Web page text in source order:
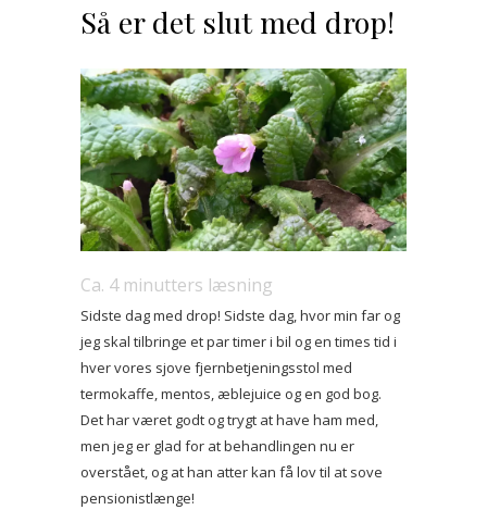
Så er det slut med drop!
Ca. 4minutters læsning
Sidste dag med drop! Sidste dag, hvor min far og
jeg skal tilbringe et par timer i bil og en times tid i
hver vores sjove fjernbetjeningsstol med
termokaffe, mentos, æblejuice og en god bog.
Det har været godt og trygt at have ham med,
men jeg er glad for at behandlingen nu er
overstået, og at han atter kan få lov til at sove
pensionistlænge!